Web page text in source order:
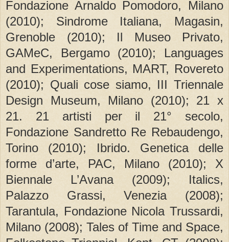
Fondazione Arnaldo Pomodoro, Milano
(2010); Sindrome Italiana, Magasin,
Grenoble (2010); Il Museo Privato,
GAMeC, Bergamo (2010); Languages
and Experimentations, MART, Rovereto
(2010); Quali cose siamo, III Triennale
Design Museum, Milano (2010); 21 x
21. 21 artisti per il 21° secolo,
Fondazione Sandretto Re Rebaudengo,
Torino (2010); Ibrido. Genetica delle
forme d’arte, PAC, Milano (2010); X
Biennale L’Avana (2009); Italics,
Palazzo Grassi, Venezia (2008);
Tarantula, Fondazione Nicola Trussardi,
Milano (2008); Tales of Time and Space,